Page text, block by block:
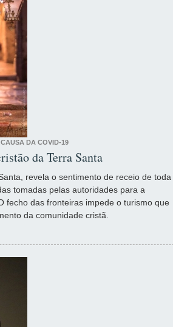
DA COVID-19
da Terra Santa
revela o sentimento de receio de toda
tomadas pelas autoridades para a
fecho das fronteiras impede o turismo que
da comunidade cristã.